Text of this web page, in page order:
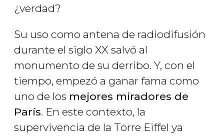
¿verdad?
Su uso como antena de radiodifusión
durante el siglo XX salvó al
monumento de su derribo. Y, con el
tiempo, empezó a ganar fama como
uno de los mejores miradores de
París. En este contexto, la
supervivencia de la Torre Eiffel ya